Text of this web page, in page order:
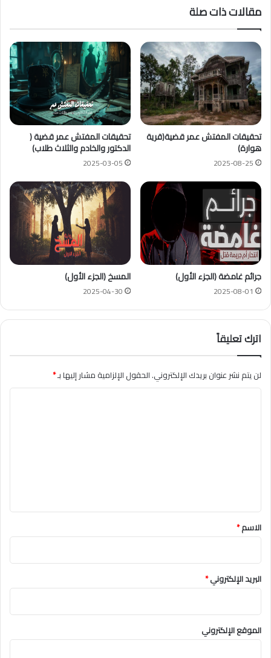
مقالات ذات صلة
تحقيقات المفتش عمر قضية(قرية
هوارة)
2025-08-25
تحقيقات المفتش عمر قضية (
الدكتور والخادم والثلاث طلاب)
2025-03-05
جرائم غامضة (الجزء الأول)
2025-08-01
المسخ (الجزء الأول)
2025-04-30
اترك تعليقاً
لن يتم نشر عنوان بريدك الإلكتروني.الحقول الإلزامية مشار إليها بـ*
*
الاسم*
البريد الإلكتروني*
الموقع الإلكتروني